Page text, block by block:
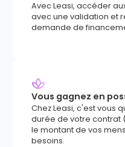
Avec Leasi, accéder
avec une validation et
demande de
Vous gagnez en
Chez Leasi, c'est vous
durée de votre contrat
le montant de vos
besoins.